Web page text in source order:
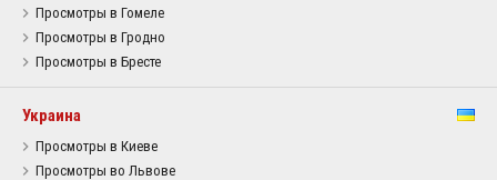
Просмотры в Гомеле
Просмотры в Гродно
Просмотры в Бресте
Украина
Просмотры в Киеве
Просмотры во Львове